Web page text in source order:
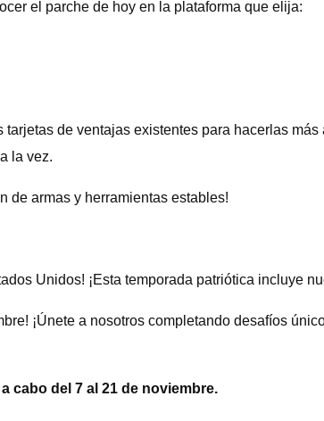
el parche de hoy en la plataforma que elija:
de ventajas existentes para hacerlas
la vez.
de armas y herramientas estables!
Unidos! ¡Esta temporada patriótica incluye
¡Únete a nosotros completando desafíos
cabo del 7 al 21 de noviembre.